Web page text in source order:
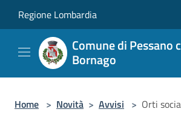
Regione Lombardia
Comune di Pessano
Bornago
Home > Novità > Avvisi > Orti